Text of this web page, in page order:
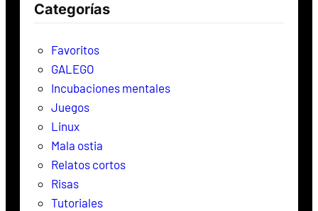
Categorías
Favoritos
GALEGO
Incubaciones mentales
Juegos
Linux
Mala ostia
Relatos cortos
Risas
Tutoriales